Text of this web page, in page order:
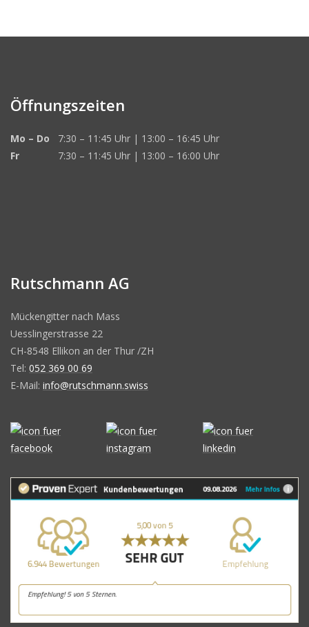
Öffnungszeiten
Mo – Do 7:30 – 11:45 Uhr | 13:00 – 16:45 Uhr
Fr
7:30 – 11:45 Uhr | 13:00 – 16:00 Uhr
Rutschmann AG
Mückengitter nach Mass
Uesslingerstrasse 22
CH-8548 Ellikon an der Thur /ZH
Tel: 052 369 00 69
E-Mail: info@rutschmann.swiss
Rutschmann AG
100%
SEHR GUT